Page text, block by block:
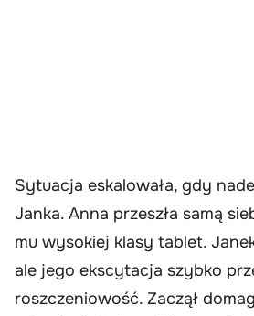
Sytuacja eskalowała, gdy
Janka. Anna przeszła samą
mu wysokiej klasy tablet.
ale jego ekscytacja szybko
roszczeniowość. Zaczął